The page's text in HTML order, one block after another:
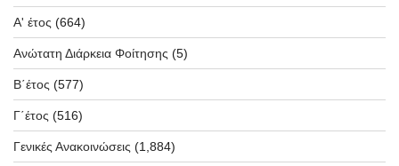
Α' έτος (664)
Ανώτατη Διάρκεια Φοίτησης (5)
Β΄έτος (577)
Γ΄έτος (516)
Γενικές Ανακοινώσεις (1,884)